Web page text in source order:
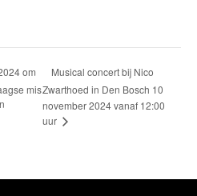
om
mis
Musical concert bij Nico
Zwarthoed in Den Bosch 10
november 2024 vanaf 12:00
uur